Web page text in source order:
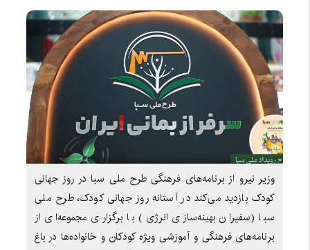
وزیر نیرو از برنامه‌های فرهنگی طرح ملی سبا در روز جهانی
کودک بازدید می‌کند در آستانه روز جهانی کودک، طرح ملی
سبا (سفیران بهینه‌سازی انرژی) با برگزاری مجموعه‌ای از
برنامه‌های فرهنگی و آموزشی ویژه کودکان و خانواده‌ها در باغ